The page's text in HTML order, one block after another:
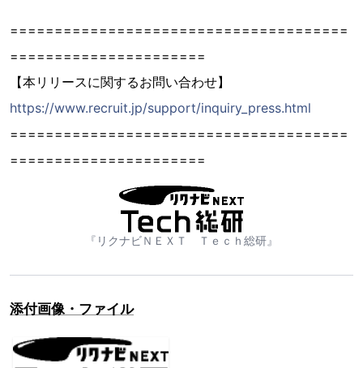
======================================
======================
【本リリースに関するお問い合わせ】
https://www.recruit.jp/support/inquiry_press.html
======================================
======================
『リクナビＮＥＸＴ Ｔｅｃｈ総研』
添付画像・ファイル